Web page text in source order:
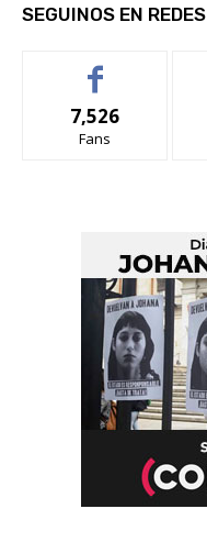
SEGUINOS EN REDES
7,526
Fans